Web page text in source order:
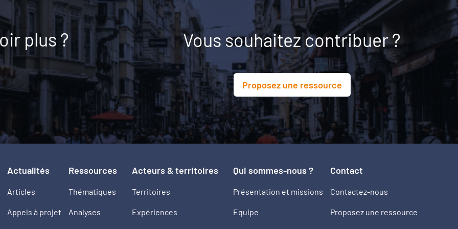
plus ? Vous souhaitez contribuer ?
Proposez une ressource
Actualités
Articles
Appels à projet
Ressources
Thématiques
Analyses
Acteurs & territoires
Territoires
Expériences
Qui sommes-nous ?
Présentation et missions
Equipe
Contact
Contactez-nous
Proposez une ressource